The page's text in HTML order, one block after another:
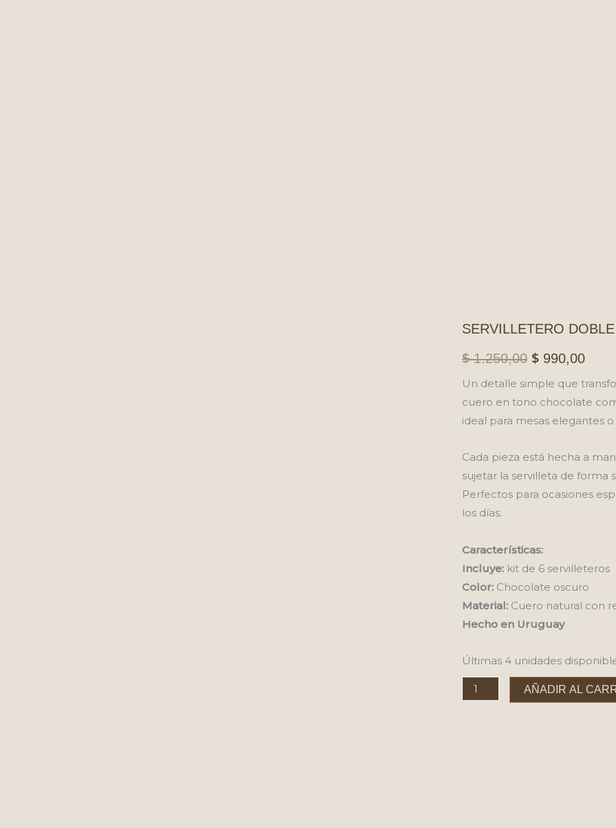
SERVILLETERO
$1.250,00 El
precio
original
$ 1.250,00.
$990,00El
$
Un detalle simple que
cuero en tono chocolate
ideal para mesas elegantes
Cada pieza está hecha a
sujetar la servilleta de forma
Perfectos para ocasiones
los días.
Características:
Incluye:kit de 6 servilleteros
Color:Chocolate oscuro
Material:Cuero natural con
Hecho en Uruguay
Últimas 4 unidades
Servilletero
doble
AÑADIR AL